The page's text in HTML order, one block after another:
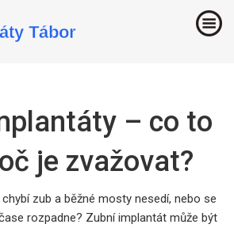
– co to
je zvažovat?
zub a běžné mosty nesedí, nebo se
rozpadne? Zubní implantát může být